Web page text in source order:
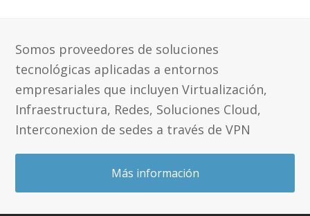
Somos proveedores de soluciones
tecnológicas aplicadas a entornos
empresariales que incluyen Virtualización,
Infraestructura, Redes, Soluciones Cloud,
Interconexion de sedes a través de VPN
Más información